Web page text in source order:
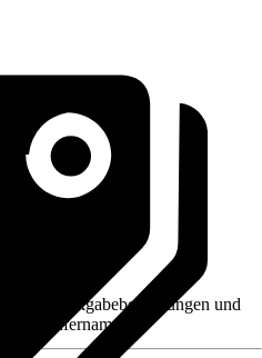
z. B. Rückgabebedingungen und